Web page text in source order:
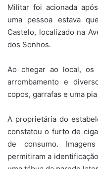
Militar foi acionada
uma pessoa estava
Castelo, localizado na
dos Sonhos.
Ao chegar ao local, os
arrombamento e
copos, garrafas e uma
A proprietária do
constatou o furto de
de consumo.
permitiram a